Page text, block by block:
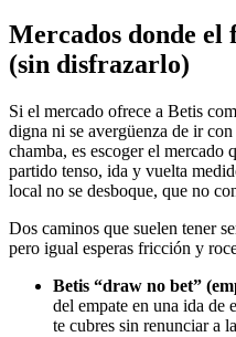
Mercados donde el
(sin disfrazarlo)
Si el mercado ofrece a Betis
digna ni se avergüenza de ir
chamba, es escoger el mercado
partido tenso, ida y vuelta
local no se desboque, que no
Dos caminos que suelen tener
pero igual esperas fricción y
Betis “draw no bet”
del empate en una ida de
te cubres sin renunciar a